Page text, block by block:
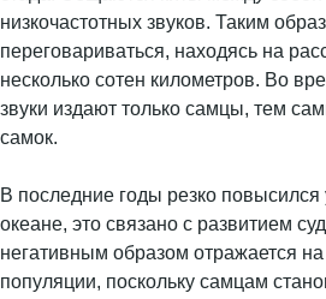
низкочастотных звуков. Таким
переговариваться, находясь на
несколько сотен километров. Во
звуки издают только самцы, тем
самок.
В последние годы резко
океане, это связано с развитием
негативным образом отражается
популяции, поскольку самцам